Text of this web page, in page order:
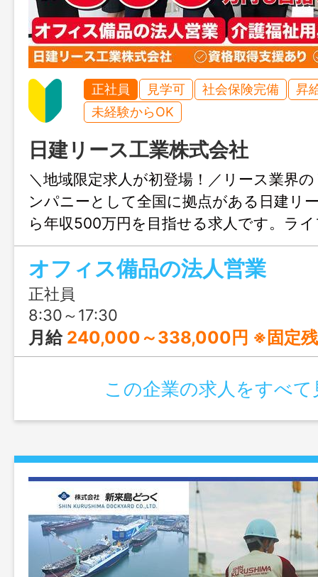
正社員 見学可 社会保険完備
昇
未経験からOK
日建リース工業株式会社
＼地域限定求人が初登場！／リース業界
ンパニーとして全国に拠点がある日建リ
ら年収500万円を目指せる求人です。ラ
わせて働き方の相談が可能で、入社5年程
円を超える社員さんも珍しくないとか…
やりがいを感じながら都心並みの待遇を
で、新しい人生設計を描いてみませんか
オフィス備品の法人営業
正社員
8:30～17:30
月給 240,000～338,000円 ※固定残
この企業の求人をすべて